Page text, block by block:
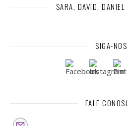
SARA, DAVID,
SIGA-NOS
FALE